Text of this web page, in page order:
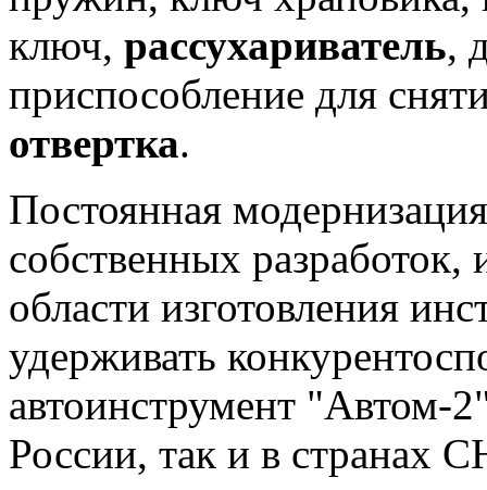
ключ, рассухариватель,
приспособление для
отвертка.
Постоянная
собственных разработок,
области изготовления
удерживать
автоинструмент "Автом-
России, так и в странах